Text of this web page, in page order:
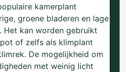
kamerplant
groene bladeren en lage
Het kan worden gebruikt
of zelfs als klimplant
De mogelijkheid om
met weinig licht